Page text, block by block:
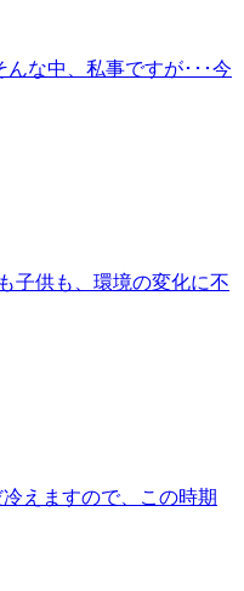
な中、私事ですが･･･今
子供も、環境の変化に不
えますので、この時期